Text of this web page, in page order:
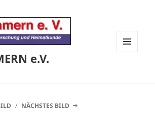
e.V.
NÄCHSTES BILD